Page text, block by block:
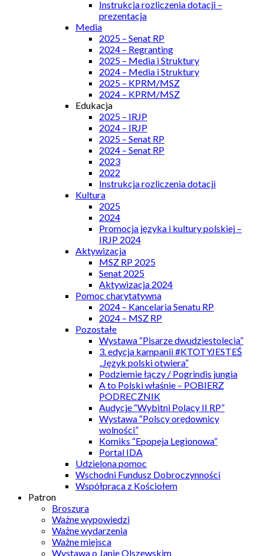
Instrukcja rozliczenia dotacji –
prezentacja
Media
2025 – Senat RP
2024 – Regranting
2025 – Media i Struktury
2024 – Media i Struktury
2025 – KPRM/MSZ
2024 – KPRM/MSZ
Edukacja
2025 – IRJP
2024 – IRJP
2025 – Senat RP
2024 – Senat RP
2023
2022
Instrukcja rozliczenia dotacji
Kultura
2025
2024
Promocja języka i kultury polskiej –
IRJP 2024
Aktywizacja
MSZ RP 2025
Senat 2025
Aktywizacja 2024
Pomoc charytatywna
2024 – Kancelaria Senatu RP
2024 – MSZ RP
Pozostałe
Wystawa “Pisarze dwudziestolecia”
3. edycja kampanii #KTOTYJESTEŚ
„Język polski otwiera”
Podziemie łączy / Pogrindis jungia
A to Polski właśnie – POBIERZ
PODRECZNIK
Audycje “Wybitni Polacy II RP”
Wystawa “Polscy orędownicy
wolności”
Komiks “Epopeja Legionowa”
Portal IDA
Udzielona pomoc
Wschodni Fundusz Dobroczynności
Współpraca z Kościołem
Patron
Broszura
Ważne wypowiedzi
Ważne wydarzenia
Ważne miejsca
Wystawa o Janie Olszewskim